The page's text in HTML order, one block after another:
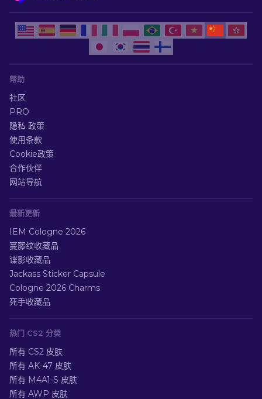
帮助
社区
PRO
隐私 政策
使用条款
Cookie政策
合作伙伴
网站导航
最新更新
IEM Cologne 2026
蔓藤纹收藏品
谍影收藏品
Jackass Sticker Capsule
Cologne 2026 Charms
死手收藏品
热门 CS2 分类
所有 CS2 皮肤
所有 AK-47 皮肤
所有 M4A1-S 皮肤
所有 AWP 皮肤